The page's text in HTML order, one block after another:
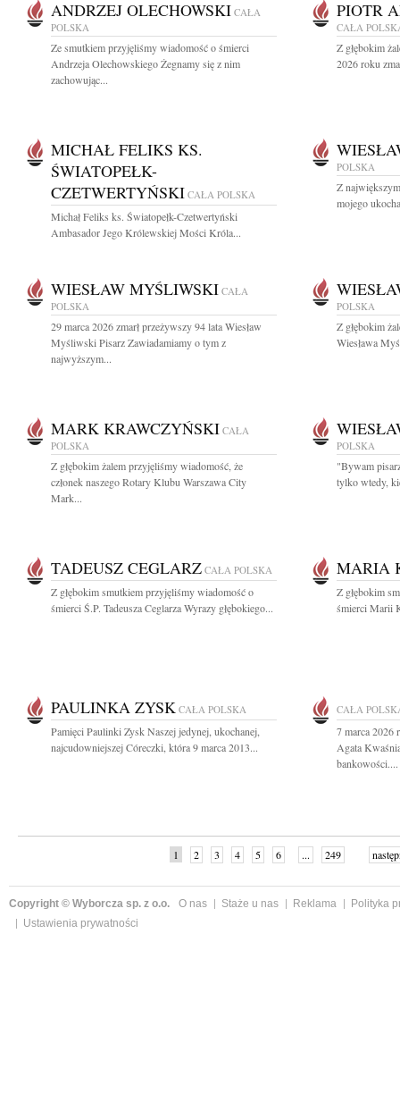
ANDRZEJ OLECHOWSKI CAŁA
POLSKA
Ze smutkiem przyjęliśmy wiadomość o śmierci
Andrzeja Olechowskiego Żegnamy się z nim
zachowując...
PIOTR
CAŁA
Z głębokim
2026 roku
MICHAŁ FELIKS KS.
ŚWIATOPEŁK-
CZETWERTYŃSKI CAŁA POLSKA
Michał Feliks ks. Światopełk-Czetwertyński
Ambasador Jego Królewskiej Mości Króla...
POLSKA
Z
mojego
WIESŁAW MYŚLIWSKI CAŁA
POLSKA
29 marca 2026 zmarł przeżywszy 94 lata Wiesław
Myśliwski Pisarz Zawiadamiamy o tym z
najwyższym...
POLSKA
Z głębokim
Wiesława
MARK KRAWCZYŃSKI CAŁA
POLSKA
Z głębokim żalem przyjęliśmy wiadomość, że
członek naszego Rotary Klubu Warszawa City
Mark...
POLSKA
"Bywam
tylko wtedy,
TADEUSZ CEGLARZ CAŁA POLSKA
Z głębokim smutkiem przyjęliśmy wiadomość o
śmierci Ś.P. Tadeusza Ceglarza Wyrazy głębokiego...
MARIA
Z głębokim
śmierci Marii
PAULINKA ZYSK CAŁA POLSKA
Pamięci Paulinki Zysk Naszej jedynej, ukochanej,
najcudowniejszej Córeczki, która 9 marca 2013...
CAŁA
7 marca 2026
Agata
bankowości....
1 2 3 4 5 6 ... 249
Copyright © Wyborcza sp. z o.o. O nas Staże u nas Reklama
Polityka
Ustawienia prywatności